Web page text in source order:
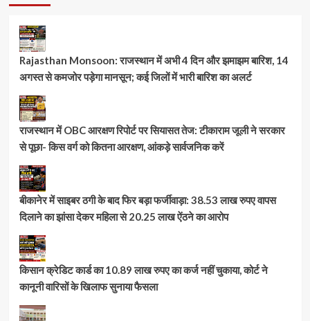
Rajasthan Monsoon: राजस्थान में अभी 4 दिन और झमाझम बारिश, 14
अगस्त से कमजोर पड़ेगा मानसून; कई जिलों में भारी बारिश का अलर्ट
राजस्थान में OBC आरक्षण रिपोर्ट पर सियासत तेज: टीकाराम जूली ने सरकार
से पूछा- किस वर्ग को कितना आरक्षण, आंकड़े सार्वजनिक करें
बीकानेर में साइबर ठगी के बाद फिर बड़ा फर्जीवाड़ा: 38.53 लाख रुपए वापस
दिलाने का झांसा देकर महिला से 20.25 लाख ऐंठने का आरोप
किसान क्रेडिट कार्ड का 10.89 लाख रुपए का कर्ज नहीं चुकाया, कोर्ट ने
कानूनी वारिसों के खिलाफ सुनाया फैसला